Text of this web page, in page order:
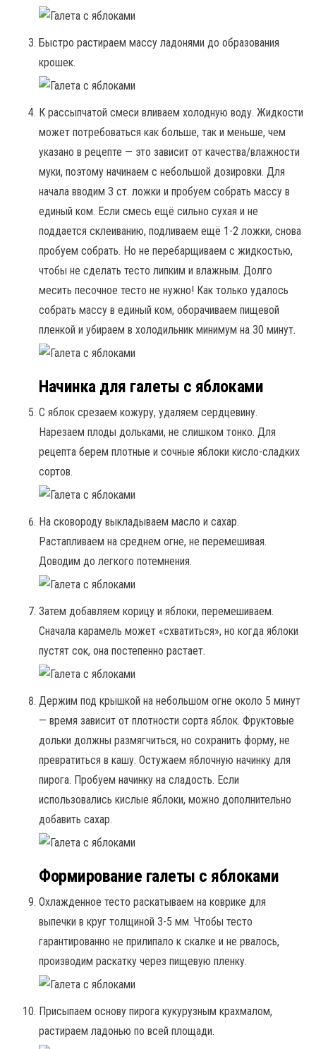
Быстро растираем массу ладонями до образования
крошек.
К рассыпчатой смеси вливаем холодную воду. Жидкости
может потребоваться как больше, так и меньше, чем
указано в рецепте — это зависит от качества/влажности
муки, поэтому начинаем с небольшой дозировки. Для
начала вводим 3 ст. ложки и пробуем собрать массу в
единый ком. Если смесь ещё сильно сухая и не
поддается склеиванию, подливаем ещё 1-2 ложки, снова
пробуем собрать. Но не перебарщиваем с жидкостью,
чтобы не сделать тесто липким и влажным. Долго
месить песочное тесто не нужно! Как только удалось
собрать массу в единый ком, оборачиваем пищевой
пленкой и убираем в холодильник минимум на 30 минут.
Начинка для галеты с яблоками
С яблок срезаем кожуру, удаляем сердцевину.
Нарезаем плоды дольками, не слишком тонко. Для
рецепта берем плотные и сочные яблоки кисло-сладких
сортов.
На сковороду выкладываем масло и сахар.
Растапливаем на среднем огне, не перемешивая.
Доводим до легкого потемнения.
Затем добавляем корицу и яблоки, перемешиваем.
Сначала карамель может «схватиться», но когда яблоки
пустят сок, она постепенно растает.
Держим под крышкой на небольшом огне около 5 минут
— время зависит от плотности сорта яблок. Фруктовые
дольки должны размягчиться, но сохранить форму, не
превратиться в кашу. Остужаем яблочную начинку для
пирога. Пробуем начинку на сладость. Если
использовались кислые яблоки, можно дополнительно
добавить сахар.
Формирование галеты с яблоками
Охлажденное тесто раскатываем на коврике для
выпечки в круг толщиной 3-5 мм. Чтобы тесто
гарантированно не прилипало к скалке и не рвалось,
производим раскатку через пищевую пленку.
Присыпаем основу пирога кукурузным крахмалом,
растираем ладонью по всей площади.